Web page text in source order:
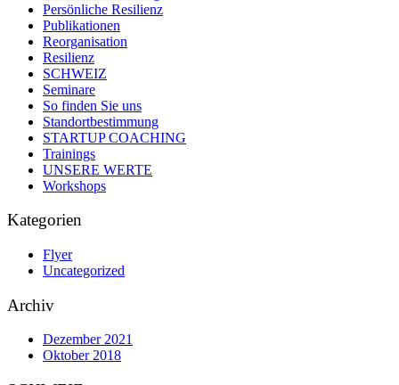
Persönliche Resilienz
Publikationen
Reorganisation
Resilienz
SCHWEIZ
Seminare
So finden Sie uns
Standortbestimmung
STARTUP COACHING
Trainings
UNSERE WERTE
Workshops
Kategorien
Flyer
Uncategorized
Archiv
Dezember 2021
Oktober 2018